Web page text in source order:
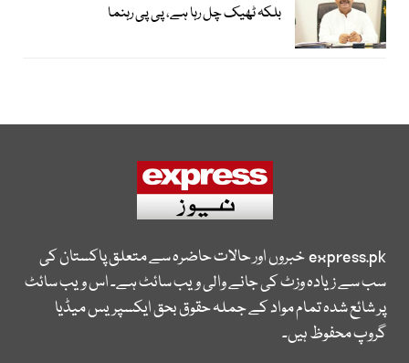
بلکہ ٹھیک چل رہا ہے، پی پی رہنما
express.pkخبروں اور حالات حاضرہ سے متعلق پاکستان کی
سب سے زیادہ وزٹ کی جانے والی ویب سائٹ ہے۔ اس ویب سائٹ
پر شائع شدہ تمام مواد کے جملہ حقوق بحق ایکسپریس میڈیا
گروپ محفوظ ہیں۔